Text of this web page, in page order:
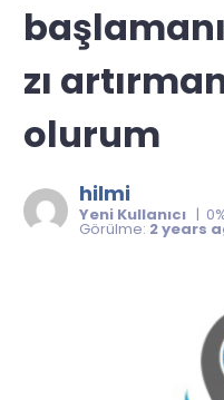
zı
olurum
hilmi
Yeni Kullanıcı |
Görülme: 2 years